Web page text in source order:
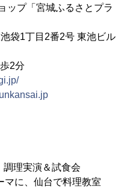
プ「宮城ふるさとプラ
目2番2号 東池ビル
2分
理実演＆試食会
マに、仙台で料理教室